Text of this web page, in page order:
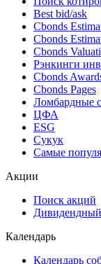
Поиск
Поиск
Ближайшие
Поиск
Best bid/ask
Cbonds
Cbonds
Cbonds
Рэнкинги
Cbonds Awards
Cbonds Pages
Ломбардные
ESG
Самые
Дивидендный